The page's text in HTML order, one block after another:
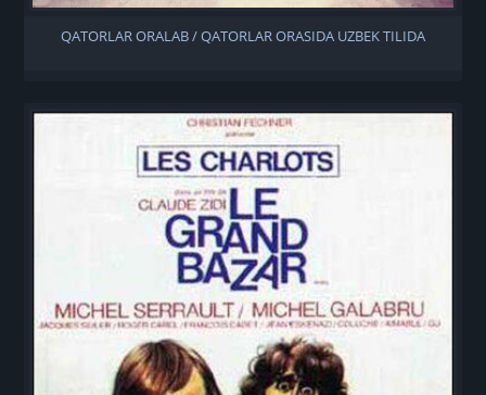
QATORLAR ORALAB / QATORLAR ORASIDA UZBEK TILIDA